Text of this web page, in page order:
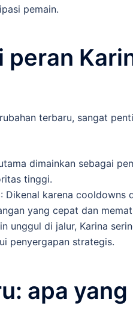
pemain.
peran
terbaru, sangat
dimainkan sebagai
tinggi.
: Dikenal karena cooldowns
yang cepat dan
unggul di jalur, Karina
penyergapan strategis.
apa yang